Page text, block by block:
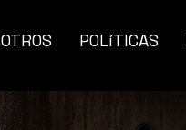
POLíTICAS